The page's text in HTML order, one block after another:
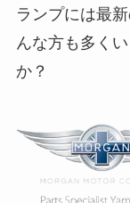
ランプには最
んな方も多く
か？